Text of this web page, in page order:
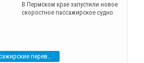
В Пермском крае запустили новое
скоростное пассажирское судно.
Пассажирские перевозки